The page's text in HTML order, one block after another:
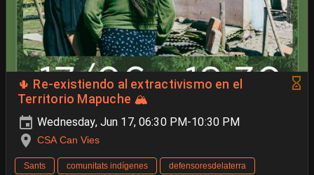
🌵 Re-existiendo al extractivismo en el
Territorio Mapuche 🏔️
Wednesday, Jun 17, 06:30 PM-10:30 PM
CSA Can Vies
Sants comunitats indígenes defensoresdelaterra